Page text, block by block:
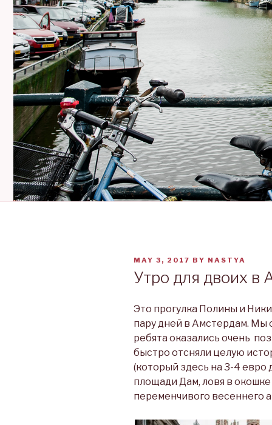
POSTED
ON
MAY 3, 2017 BY NASTYA
Утро для двоих в
Это прогулка Полины и
пару дней в Амстердам. Мы
ребята оказались очень
быстро отсняли целую
(который здесь на 3-4 евро
площади Дам, ловя в окошке
переменчивого весеннего